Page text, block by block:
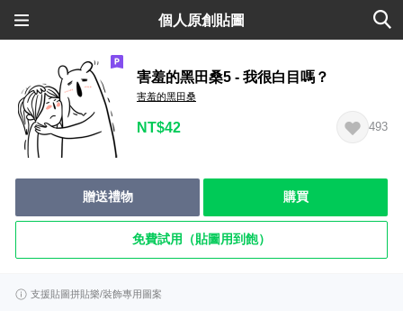
個人原創貼圖
害羞的黑田桑5 - 我很白目嗎？
害羞的黑田桑
NT$42 493
贈送禮物 購買
免費試用（貼圖用到飽）
支援貼圖拼貼樂/裝飾專用圖案